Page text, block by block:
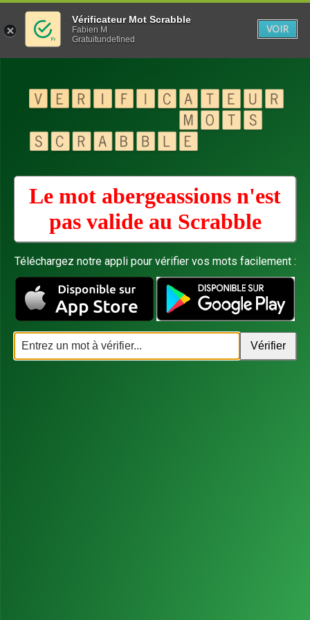
Le mot abergeassions n'est
pas valide au Scrabble
Téléchargez notre appli pour vérifier vos mots facilement :
Vérificateur Mot Scrabble
Fabien M
Gratuitundefined
VOIR